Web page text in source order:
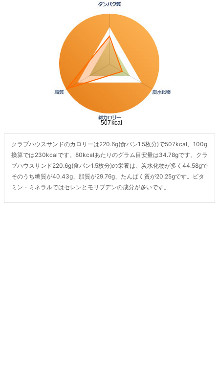
クラブハウスサンドのカロリーは220.6g(食パン1.5枚分)で507kcal、100g
換算では230kcalです。80kcalあたりのグラム目安量は34.78gです。クラ
ブハウスサンド220.6g(食パン1.5枚分)の栄養は、炭水化物が多く44.58gで
そのうち糖質が40.43g、脂質が29.76g、たんぱく質が20.25gです。ビタ
ミン・ミネラルではセレンとモリブデンの成分が多いです。